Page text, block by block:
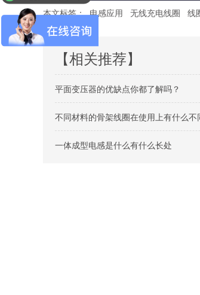
本文标签： 电感应用 无线充电线圈 线
【相关推荐】
平面变压器的优缺点你都了解吗？
不同材料的骨架线圈在使用上有什么不
一体成型电感是什么有什么长处